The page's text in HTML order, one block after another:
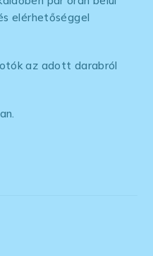
elérhetőséggel
az adott darabról